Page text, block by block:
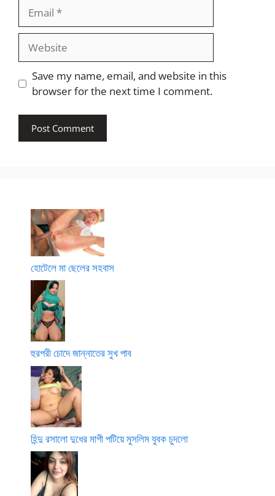
Website
Save my name, email, and website in this
browser for the next time I comment.
হোটেলে মা ছেলের সহবাস
হুরপরী চোদে জান্নাতের সুখ পাব
হিন্দু রসালো দুধের মাগী পটিয়ে মুসলিম যুবক চুদলো